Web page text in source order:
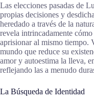
Las elecciones pasadas de
propias decisiones y
heredado a través de la
revela intrincadamente
aprisionar al mismo tiempo.
mundo que reduce su
amor y autoestima la lleva,
reflejando las a menudo
La Búsqueda de Identidad